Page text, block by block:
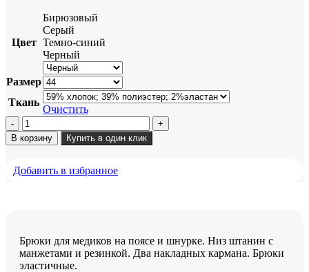
Цвет
Бирюзовый
Серый
Темно-синий
Черный
Размер
Ткань
Очистить
Количество
товара
7-
Брюки
В корзину Купить в один клик
Добавить в избранное
Брюки для медиков на поясе и шнурке. Низ штанин с
манжетами и резинкой. Два накладных кармана. Брюки
эластичные.